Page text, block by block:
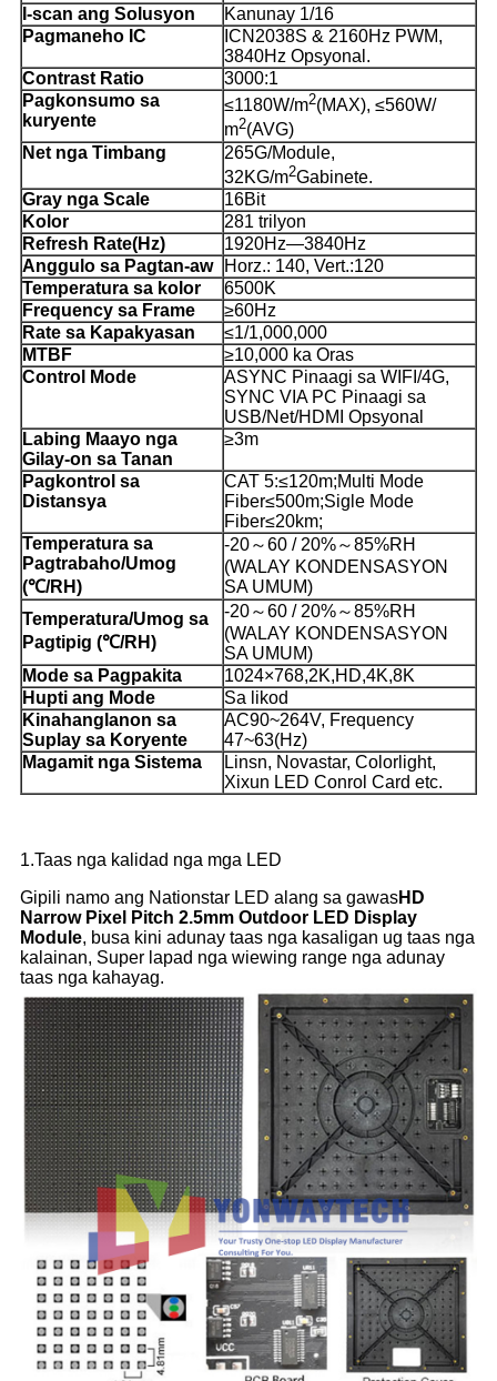
I-scan ang Solusyon
Kanunay 1/16
Pagmaneho IC
ICN2038S & 2160Hz PWM,
3840Hz Opsyonal.
Contrast Ratio
3000:1
Pagkonsumo sa
kuryente
≤1180W/m2(MAX), ≤560W/
m2(AVG)
Net nga Timbang
265G/Module,
32KG/m2Gabinete.
Gray nga Scale
16Bit
Kolor
281 trilyon
Refresh Rate(Hz)
1920Hz—3840Hz
Anggulo sa Pagtan-aw
Horz.: 140, Vert.:120
Temperatura sa kolor
6500K
Frequency sa Frame
≥60Hz
Rate sa Kapakyasan
≤1/1,000,000
MTBF
≥10,000 ka Oras
Control Mode
ASYNC Pinaagi sa WIFI/4G,
SYNC VIA PC Pinaagi sa
USB/Net/HDMI Opsyonal
Labing Maayo nga
Gilay-on sa Tanan
≥3m
Pagkontrol sa
Distansya
CAT 5:≤120m;Multi Mode
Fiber≤500m;Sigle Mode
Fiber≤20km;
Temperatura sa
Pagtrabaho/Umog
(℃/RH)
-20～60 / 20%～85%RH
(WALAY KONDENSASYON
SA UMUM)
Temperatura/Umog sa
Pagtipig (℃/RH)
-20～60 / 20%～85%RH
(WALAY KONDENSASYON
SA UMUM)
Mode sa Pagpakita
1024×768,2K,HD,4K,8K
Hupti ang Mode
Sa likod
Kinahanglanon sa
Suplay sa Koryente
AC90~264V, Frequency
47~63(Hz)
Magamit nga Sistema
Linsn, Novastar, Colorlight,
Xixun LED Conrol Card etc.
1.Taas nga kalidad nga mga LED
Gipili namo ang Nationstar LED alang sa gawasHD
Narrow Pixel Pitch 2.5mm Outdoor LED Display
Module, busa kini adunay taas nga kasaligan ug taas nga
kalainan, Super lapad nga wiewing range nga adunay
taas nga kahayag.